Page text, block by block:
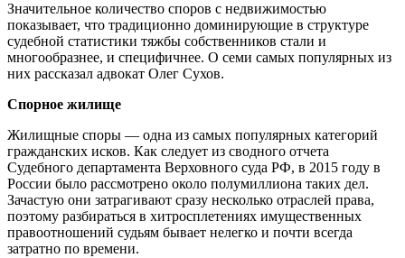
Значительное количество споров с недвижимостью
показывает, что традиционно доминирующие в структуре
судебной статистики тяжбы собственников стали и
многообразнее, и специфичнее. О семи самых популярных из
них рассказал адвокат Олег Сухов.
Спорное жилище
Жилищные споры — одна из самых популярных категорий
гражданских исков. Как следует из сводного отчета
Судебного департамента Верховного суда РФ, в 2015 году в
России было рассмотрено около полумиллиона таких дел.
Зачастую они затрагивают сразу несколько отраслей права,
поэтому разбираться в хитросплетениях имущественных
правоотношений судьям бывает нелегко и почти всегда
затратно по времени.